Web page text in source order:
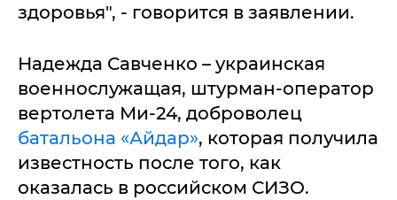
здоровья", - говорится в заявлении.
Надежда Савченко – украинская
военнослужащая, штурман-оператор
вертолета Ми-24, доброволец
батальона «Айдар», которая получила
известность после того, как
оказалась в российском СИЗО.